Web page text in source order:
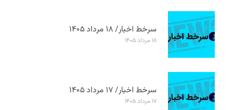
سرخط اخبار/ ۱۸ مرداد ۱۴۰۵
۱۸ مرداد ۱۴۰۵
سرخط اخبار/ ۱۷ مرداد ۱۴۰۵
۱۷ مرداد ۱۴۰۵